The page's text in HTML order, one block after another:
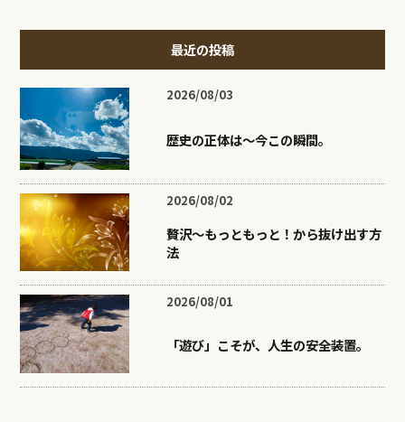
最近の投稿
2026/08/03
歴史の正体は〜今この瞬間。
2026/08/02
贅沢〜もっともっと！から抜け出す方
法
2026/08/01
「遊び」こそが、人生の安全装置。